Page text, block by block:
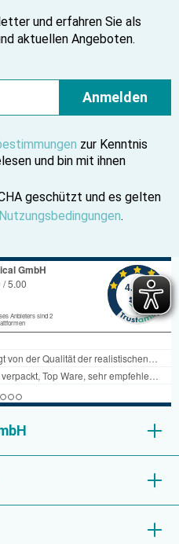
und erfahren Sie als
aktuellen Angeboten.
Anmelden
zur Kenntnis
und bin mit ihnen
geschützt und es gelten
Nutzungsbedingungen.